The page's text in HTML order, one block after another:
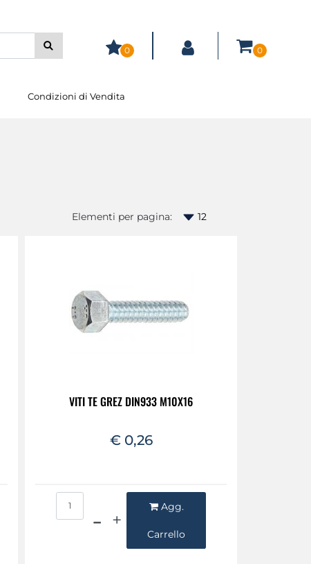
0 0
Condizioni di Vendita
Elementi per pagina:
VITI TE GREZ DIN933 M10X16
€ 0,26
Agg.
Carrello